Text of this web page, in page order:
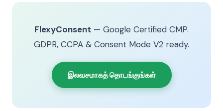
FlexyConsent — Google Certified CMP.
GDPR, CCPA & Consent Mode V2 ready.
இலவசமாகத் தொடங்குங்கள்